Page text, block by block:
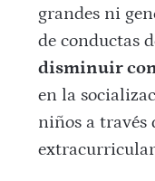
grandes ni
de conductas
disminuir
en la
niños a través